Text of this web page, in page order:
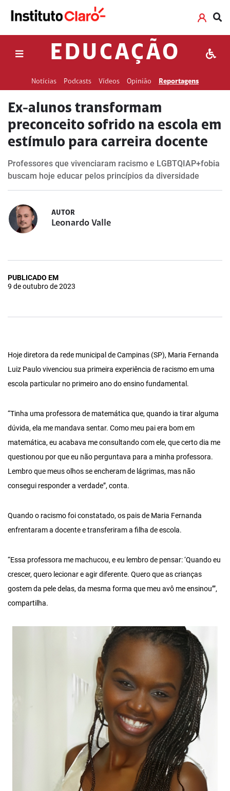
EDUCAÇÃO
Notícias Podcasts Vídeos Opinião Reportagens
Ex-alunos transformam
preconceito sofrido na escola em
estímulo para carreira docente
Professores que vivenciaram racismo e LGBTQIAP+fobia
buscam hoje educar pelos princípios da diversidade
AUTOR
Leonardo Valle
PUBLICADO EM
9 de outubro de 2023
Hoje diretora da rede municipal de Campinas (SP), Maria Fernanda
Luiz Paulo vivenciou sua primeira experiência de racismo em uma
escola particular no primeiro ano do ensino fundamental.
“Tinha uma professora de matemática que, quando ia tirar alguma
dúvida, ela me mandava sentar. Como meu pai era bom em
matemática, eu acabava me consultando com ele, que certo dia me
questionou por que eu não perguntava para a minha professora.
Lembro que meus olhos se encheram de lágrimas, mas não
consegui responder a verdade”, conta.
Quando o racismo foi constatado, os pais de Maria Fernanda
enfrentaram a docente e transferiram a filha de escola.
“Essa professora me machucou, e eu lembro de pensar: ‘Quando eu
crescer, quero lecionar e agir diferente. Quero que as crianças
gostem da pele delas, da mesma forma que meu avô me ensinou’”,
compartilha.